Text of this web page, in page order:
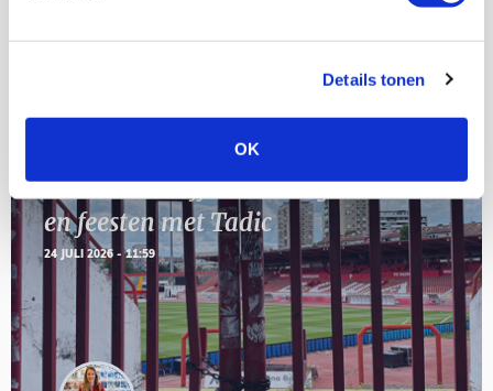
Details tonen
OK
Servische maffiabaas in grauwe bak
en feesten met Tadic
24 JULI 2026 - 11:59